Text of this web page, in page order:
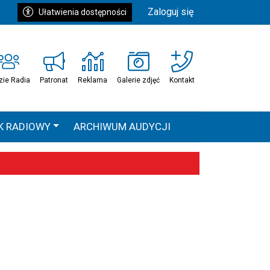
Ułatwienia dostępności Zaloguj się
Radia Patronat Reklama Galerie zdjęć Kontakt
RADIOWY ARCHIWUM AUDYCJI
HEAVEN TOUR